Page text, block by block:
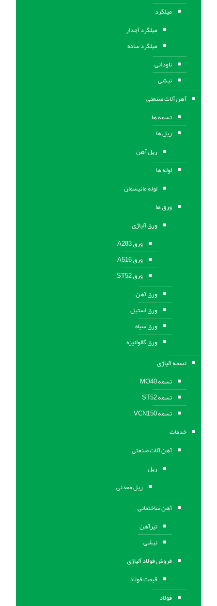
میلگرد
میلگرد آجدار
میلگرد ساده
ناودانی
نبشی
آهن آلات صنعتی
تسمه ها
ریل ها
ریل آهن
لوله ها
لوله مانیسمان
ورق ها
ورق آلیاژی
ورق A283
ورق A516
ورق ST52
ورق آهن
ورق استیل
ورق سیاه
ورق گالوانیزه
تسمه آلیاژی
تسمه MO40
تسمه ST52
تسمه VCN150
خدمات
آهن آلات صنعتی
ریل
ریل معدنی
آهن ساختمانی
تیرآهن
نبشی
فروش فولاد آلیاژی
قیمت فولاد
فولاد